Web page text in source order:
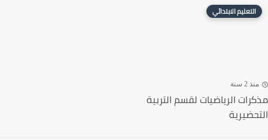
التعليم الابتدائي
2 سنة
الرياضيات لقسم التربية